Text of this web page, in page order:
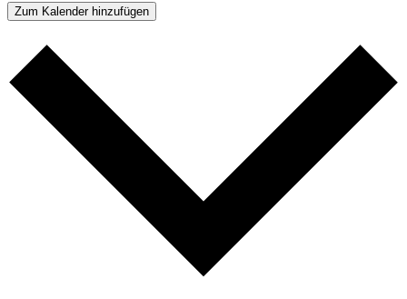
Zum Kalender hinzufügen